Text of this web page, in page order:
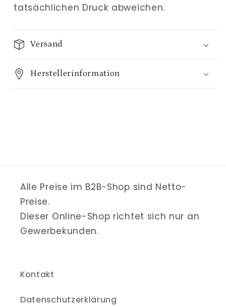
tatsächlichen Druck abweichen.
Versand
Herstellerinformation
Alle Preise im B2B-Shop sind Netto-
Preise.
Dieser Online-Shop richtet sich nur an
Gewerbekunden.
Kontakt
Datenschutzerklärung